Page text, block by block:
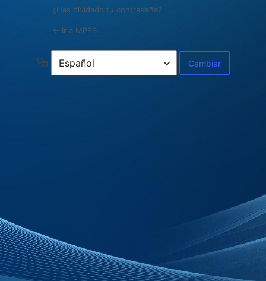
¿Has olvidado tu contraseña?
← Ir a MPPS
Idioma